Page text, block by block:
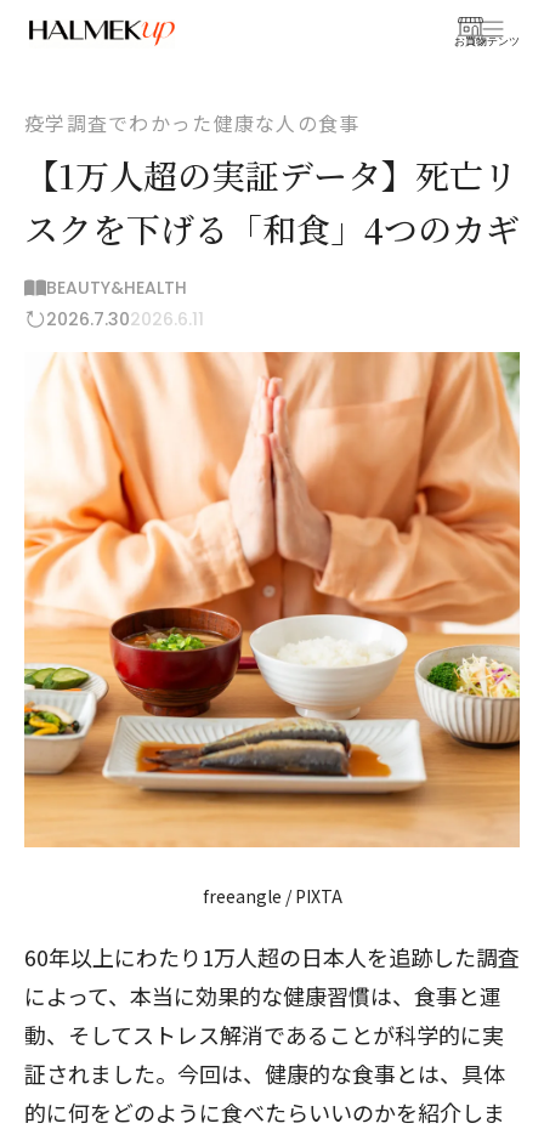
お買物
コンテンツ
疫学調査でわかった健康な人の食事
【1万人超の実証データ】死亡リ
スクを下げる「和食」4つのカギ
BEAUTY&HEALTH
2026.7.302026.6.11
freeangle / PIXTA
60年以上にわたり1万人超の日本人を追跡した調査
によって、本当に効果的な健康習慣は、食事と運
動、そしてストレス解消であることが科学的に実
証されました。今回は、健康的な食事とは、具体
的に何をどのように食べたらいいのかを紹介しま